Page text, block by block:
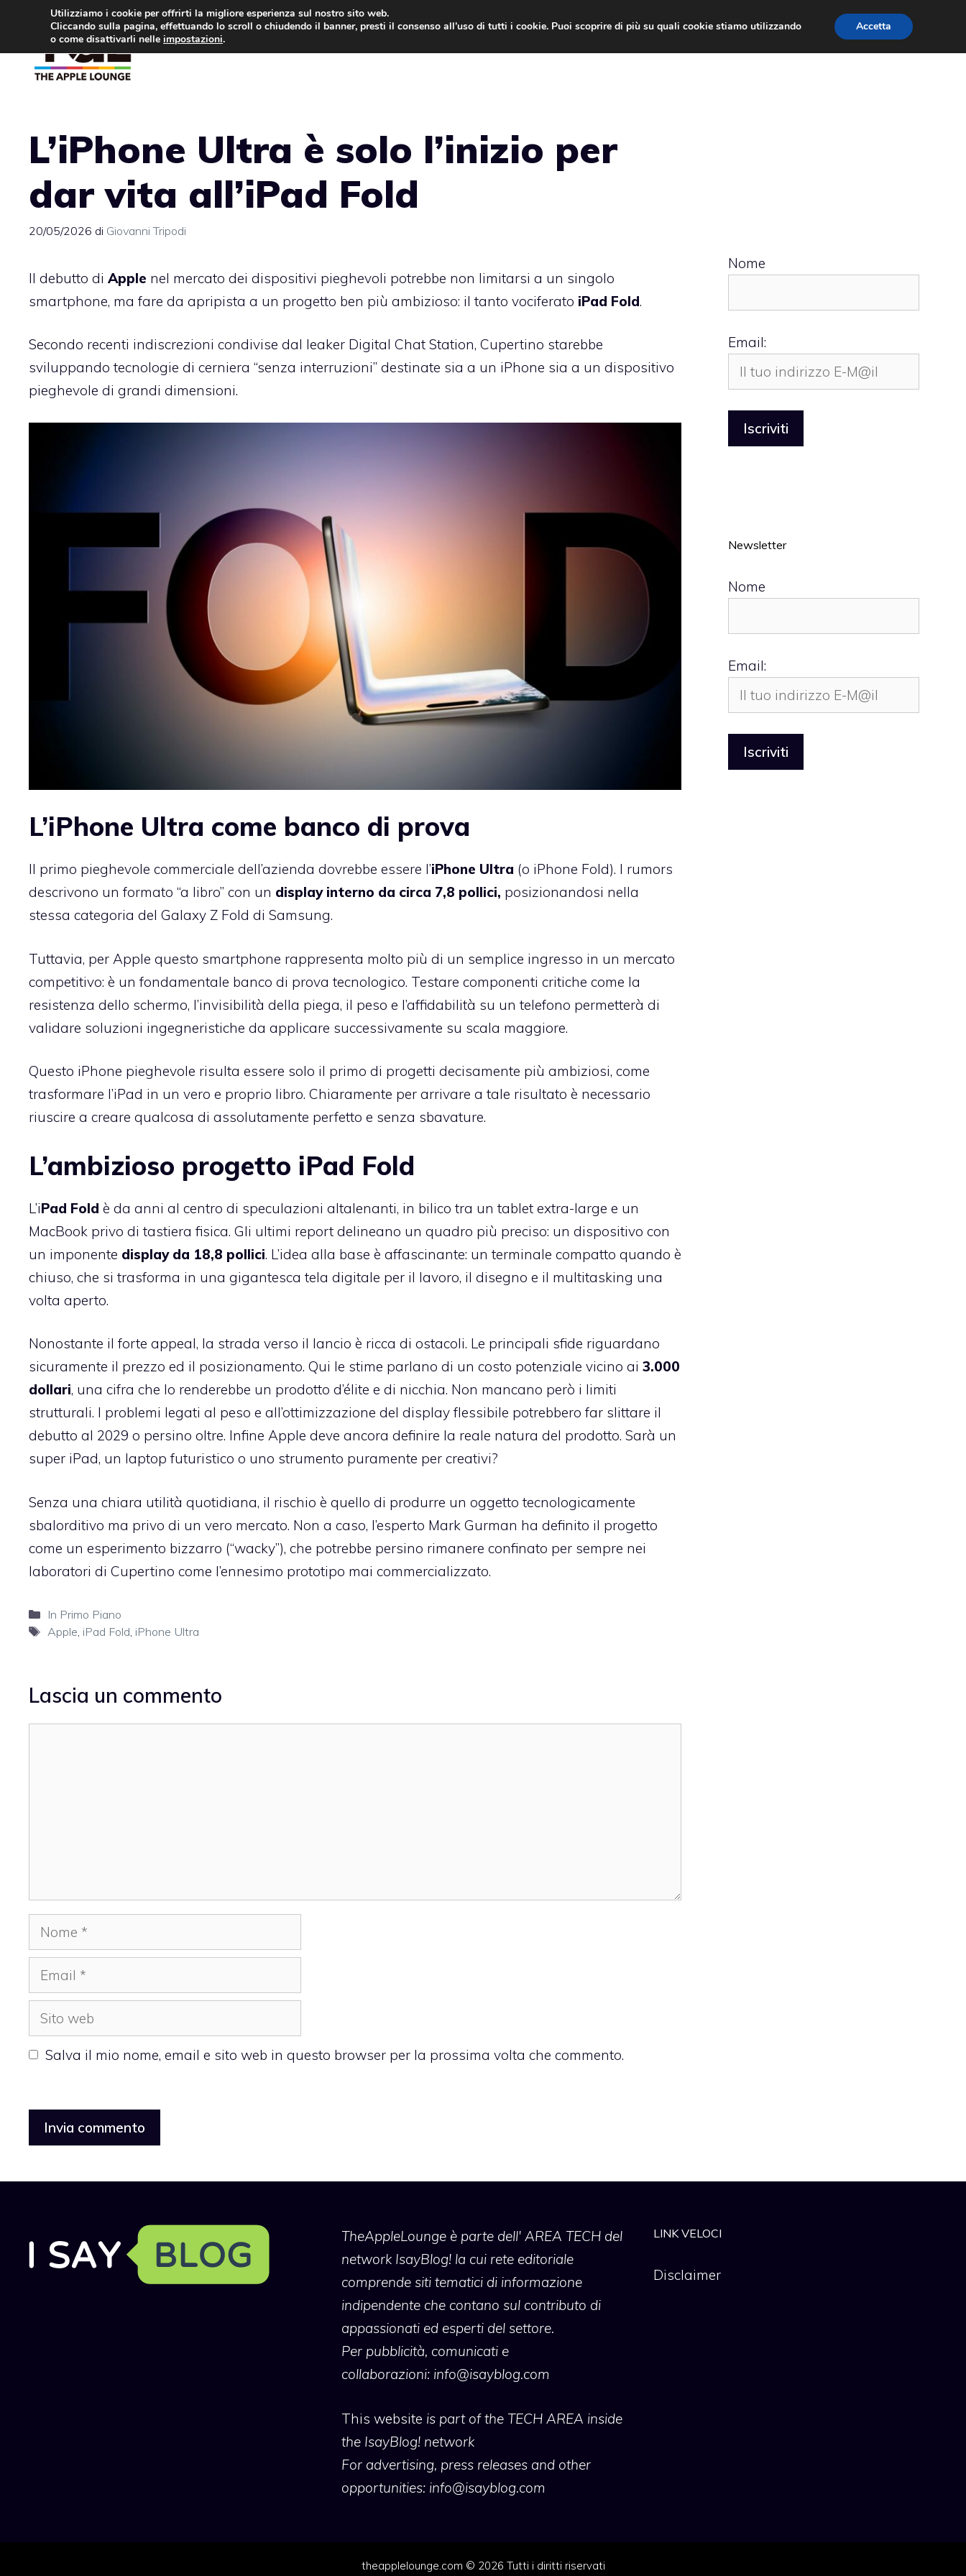
contenuto
L’iPhone Ultra è solo l’inizio per
dar vita all’iPad Fold
20/05/2026 di Giovanni Tripodi
Il debutto di Apple nel mercato dei dispositivi pieghevoli potrebbe non limitarsi a un singolo
smartphone, ma fare da apripista a un progetto ben più ambizioso: il tanto vociferato iPad Fold.
Secondo recenti indiscrezioni condivise dal leaker Digital Chat Station, Cupertino starebbe
sviluppando tecnologie di cerniera “senza interruzioni” destinate sia a un iPhone sia a un dispositivo
pieghevole di grandi dimensioni.
L’iPhone Ultra come banco di prova
Il primo pieghevole commerciale dell’azienda dovrebbe essere l’iPhone Ultra (o iPhone Fold). I rumors
descrivono un formato “a libro” con un display interno da circa 7,8 pollici, posizionandosi nella
stessa categoria del Galaxy Z Fold di Samsung.
Tuttavia, per Apple questo smartphone rappresenta molto più di un semplice ingresso in un mercato
competitivo: è un fondamentale banco di prova tecnologico. Testare componenti critiche come la
resistenza dello schermo, l’invisibilità della piega, il peso e l’affidabilità su un telefono permetterà di
validare soluzioni ingegneristiche da applicare successivamente su scala maggiore.
Questo iPhone pieghevole risulta essere solo il primo di progetti decisamente più ambiziosi, come
trasformare l’iPad in un vero e proprio libro. Chiaramente per arrivare a tale risultato è necessario
riuscire a creare qualcosa di assolutamente perfetto e senza sbavature.
L’ambizioso progetto iPad Fold
L’iPad Fold è da anni al centro di speculazioni altalenanti, in bilico tra un tablet extra-large e un
MacBook privo di tastiera fisica. Gli ultimi report delineano un quadro più preciso: un dispositivo con
un imponente display da 18,8 pollici. L’idea alla base è affascinante: un terminale compatto quando è
chiuso, che si trasforma in una gigantesca tela digitale per il lavoro, il disegno e il multitasking una
volta aperto.
Nonostante il forte appeal, la strada verso il lancio è ricca di ostacoli. Le principali sfide riguardano
sicuramente il prezzo ed il posizionamento. Qui le stime parlano di un costo potenziale vicino ai 3.000
dollari, una cifra che lo renderebbe un prodotto d’élite e di nicchia. Non mancano però i limiti
strutturali. I problemi legati al peso e all’ottimizzazione del display flessibile potrebbero far slittare il
debutto al 2029 o persino oltre. Infine Apple deve ancora definire la reale natura del prodotto. Sarà un
super iPad, un laptop futuristico o uno strumento puramente per creativi?
Senza una chiara utilità quotidiana, il rischio è quello di produrre un oggetto tecnologicamente
sbalorditivo ma privo di un vero mercato. Non a caso, l’esperto Mark Gurman ha definito il progetto
come un esperimento bizzarro (“wacky”), che potrebbe persino rimanere confinato per sempre nei
laboratori di Cupertino come l’ennesimo prototipo mai commercializzato.
Categorie
In Primo Piano
Tag
Apple iPad Fold iPhone Ultra
Lascia un commento
Nome
Email
Sito
web
Salva il mio nome, email e sito web in questo browser per la prossima volta che commento.
Nome
Email:
Newsletter
Nome
Email:
TheAppleLoungeè parte dell' AREA TECH del
network IsayBlog! la cui rete editoriale
comprende siti tematici di informazione
indipendente che contano sul contributo di
appassionati ed esperti del settore.
Per pubblicità, comunicati e
collaborazioni: info@isayblog.com
This website is part of the TECH AREA inside
the IsayBlog! network
For advertising, press releases and other
opportunities: info@isayblog.com
LINK VELOCI
Disclaimer
theapplelounge.com © 2026 Tutti i diritti riservati
Utilizziamo i cookie per offrirti la migliore esperienza sul nostro sito web.
Cliccando sulla pagina, effettuando lo scroll o chiudendo il banner, presti il consenso all’uso di tutti i cookie. Puoi scoprire di più su quali cookie stiamo utilizzando
o come disattivarli nelle impostazioni.
Accetta